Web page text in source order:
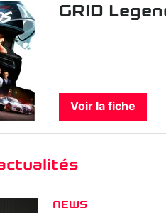
GRID
Voir la fiche
NEWS